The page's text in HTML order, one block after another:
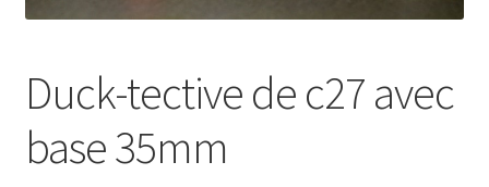
Duck-tective de c27 avec
base 35mm